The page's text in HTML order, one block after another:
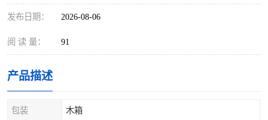
发布日期： 2026-08-06
阅 读 量： 91
产品描述
包装 木箱